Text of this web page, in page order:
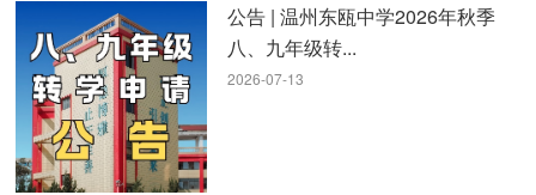
公告 | 温州东瓯中学2026年秋季
八、九年级转...
2026-07-13